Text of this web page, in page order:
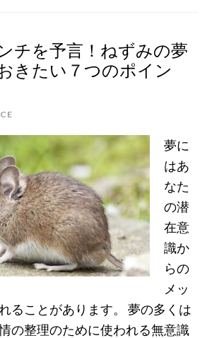
見
る
飛
夢〜
7
つ
の
パ
タ
ン
と
チを予言！ねずみの夢
きたい７つのポイン
夢に
はあ
なた
の潜
在意
識か
らの
メッ
ることがあります。 夢の多くは
の整理のために使われる無意識